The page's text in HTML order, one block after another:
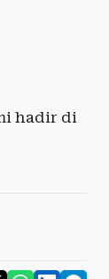
hadir di